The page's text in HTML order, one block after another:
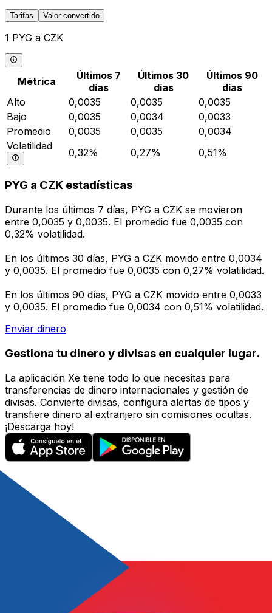
Tarifas Valor convertido
1 PYG a CZK
Métrica
Últimos 7
días
Últimos 30
días
Últimos 90
días
Alto
0,0035 0,0035
0,0035
Bajo
0,0035 0,0034
0,0033
Promedio
0,0035 0,0035
0,0034
Volatilidad
0,32% 0,27% 0,51%
PYG a CZK estadísticas
Durante los últimos 7 días, PYG a CZK se movieron
entre 0,0035 y 0,0035. El promedio fue 0,0035 con
0,32% volatilidad.
En los últimos 30 días, PYG a CZK movido entre 0,0034
y 0,0035. El promedio fue 0,0035 con 0,27% volatilidad.
En los últimos 90 días, PYG a CZK movido entre 0,0033
y 0,0035. El promedio fue 0,0034 con 0,51% volatilidad.
Enviar dinero
Gestiona tu dinero y divisas en cualquier lugar.
La aplicación Xe tiene todo lo que necesitas para
transferencias de dinero internacionales y gestión de
divisas. Convierte divisas, configura alertas de tipos y
transfiere dinero al extranjero sin comisiones ocultas.
¡Descarga hoy!